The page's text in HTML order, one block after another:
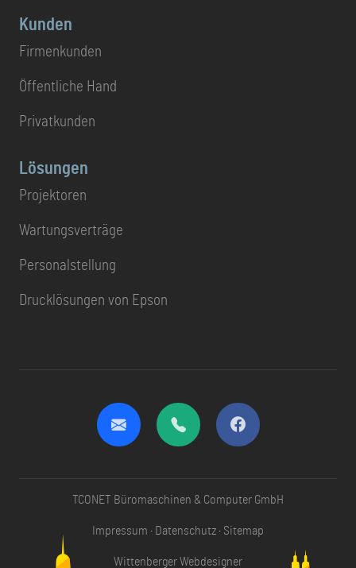
Kunden
Firmenkunden
Öffentliche Hand
Privatkunden
Lösungen
Projektoren
Wartungsverträge
Personalstellung
Drucklösungen von Epson
TCONET Büromaschinen & Computer GmbH
Impressum · Datenschutz · Sitemap
Wittenberger Webdesigner